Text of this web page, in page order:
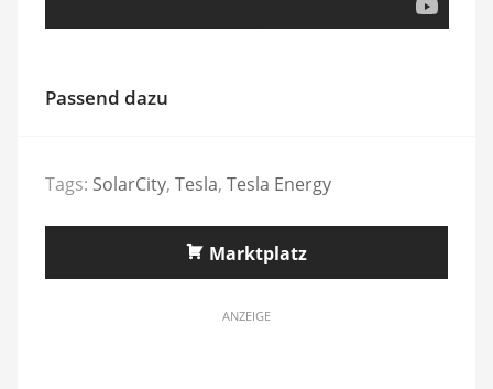
Passend dazu
Tags: SolarCity, Tesla, Tesla Energy
Marktplatz
ANZEIGE